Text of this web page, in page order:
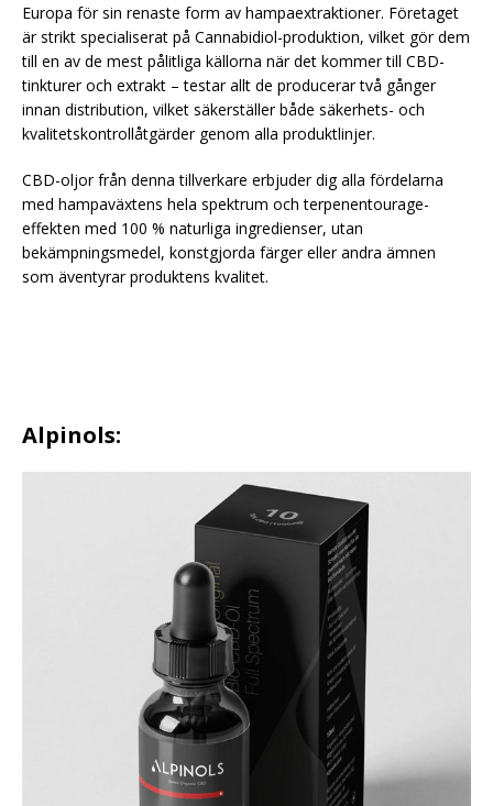
Europa för sin renaste form av hampaextraktioner. Företaget
är strikt specialiserat på Cannabidiol-produktion, vilket gör dem
till en av de mest pålitliga källorna när det kommer till CBD-
tinkturer och extrakt – testar allt de producerar två gånger
innan distribution, vilket säkerställer både säkerhets- och
kvalitetskontrollåtgärder genom alla produktlinjer.
CBD-oljor från denna tillverkare erbjuder dig alla fördelarna
med hampaväxtens hela spektrum och terpenentourage-
effekten med 100 % naturliga ingredienser, utan
bekämpningsmedel, konstgjorda färger eller andra ämnen
som äventyrar produktens kvalitet.
Alpinols: